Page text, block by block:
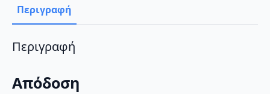
Περιγραφή
Περιγραφή
Απόδοση